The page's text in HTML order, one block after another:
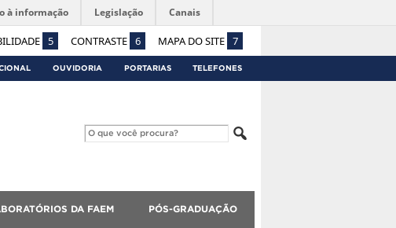
5 CONTRASTE 6 MAPA DO SITE 7
à informação Legislação Canais
OUVIDORIA PORTARIAS TELEFONES
DA FAEM PÓS-GRADUAÇÃO